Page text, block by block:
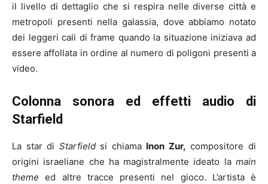
il livello di dettaglio che si respira nelle diverse città e
metropoli presenti nella galassia, dove abbiamo notato
dei leggeri cali di frame quando la situazione iniziava ad
essere affollata in ordine al numero di poligoni presenti a
video.
Colonna sonora ed effetti audio di
Starfield
La star di Starfieldsi chiama Inon Zur, compositore di
origini israeliane che ha magistralmente ideato la main
theme ed altre tracce presenti nel gioco. L’artista è